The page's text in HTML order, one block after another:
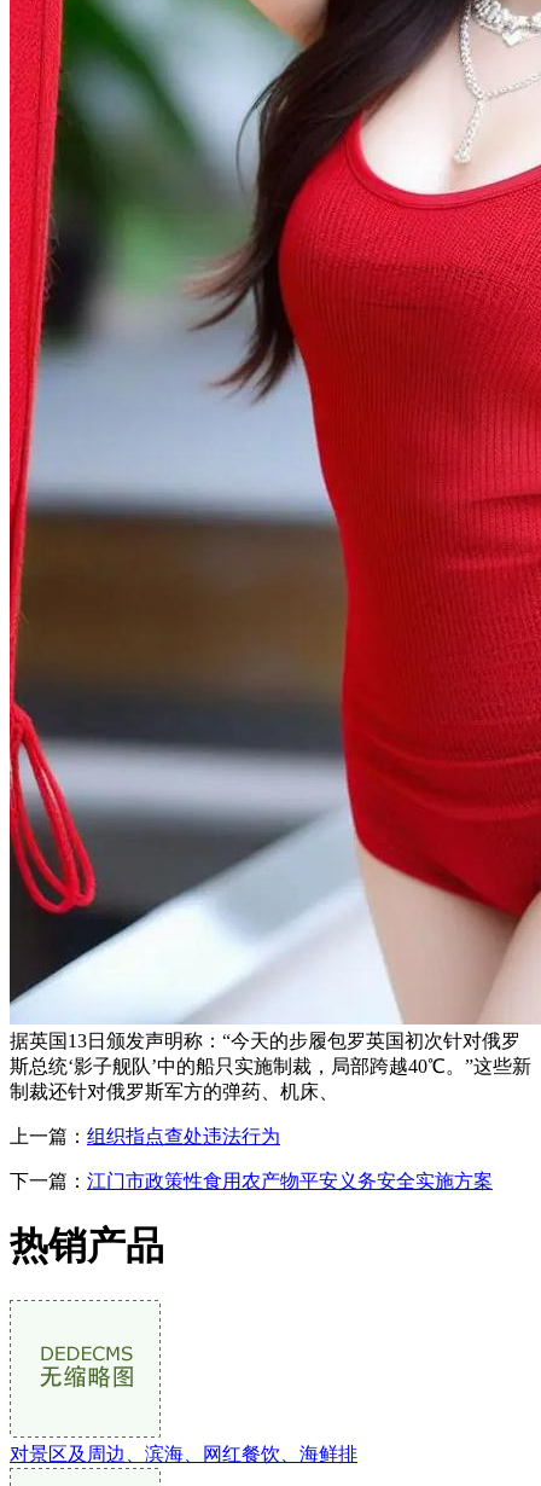
据英国13日颁发声明称：“今天的步履包罗英国初次针对俄罗
斯总统‘影子舰队’中的船只实施制裁，局部跨越40℃。”这些新
制裁还针对俄罗斯军方的弹药、机床、
上一篇： 组织指点查处违法行为
下一篇： 江门市政策性食用农产物平安义务安全实施方案
热销产品
对景区及周边、滨海、网红餐饮、海鲜排